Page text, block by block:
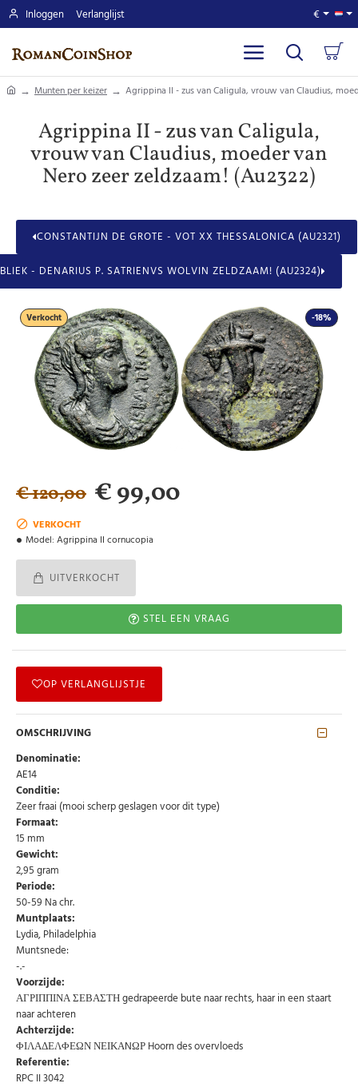
Schrijf u in voor onze gratis nieuwsbrief en ontvang
U kunt zich op elk moment weer afmelden via de nieuwsbrief.
Inloggen Verlanglijst €
homeMunten per keizer Agrippina II - zus van Caligula, vrouw van Claudius,
Agrippina II - zus van Caligula,
vrouw van Claudius, moeder van
Nero zeer zeldzaam! (Au2322)
CONSTANTIJN DE GROTE - VOT XX THESSALONICA (AU2321)
- DENARIUS P. SATRIENVS WOLVIN ZELDZAAM! (AU2324)
-18%
Verkocht
VERKOCHT
Model: Agrippina II cornucopia
€ 99,00
€ 120,00
UITVERKOCHT
STEL EEN VRAAG
OP VERLANGLIJSTJE
OMSCHRIJVING
Denominatie:
AE14
Conditie:
Zeer fraai (mooi scherp geslagen voor dit type)
Formaat:
15 mm
Gewicht:
2,95 gram
Periode:
50-59 Na chr.
Muntplaats:
Lydia, Philadelphia
Muntsnede:
-.-
Voorzijde:
ΑΓΡΙΠΠΙΝΑ ΣΕΒΑΣΤΗ gedrapeerde bute naar rechts, haar in een staart
naar achteren
Achterzijde:
ΦΙΛΑΔΕΛΦΕΩΝ ΝΕΙΚΑNΩΡ Hoorn des overvloeds
Referentie:
RPC II 3042